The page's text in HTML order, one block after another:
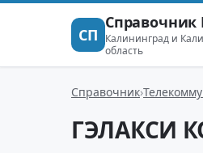
СП
Калининград и
область
Справочник
ГЭЛАКСИ